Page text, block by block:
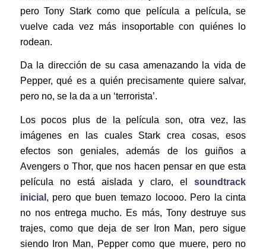
pero Tony Stark como que película a película, se
vuelve cada vez más insoportable con quiénes lo
rodean.
Da la dirección de su casa amenazando la vida de
Pepper, qué es a quién precisamente quiere salvar,
pero no, se la da a un ‘terrorista’.
Los pocos plus de la película son, otra vez, las
imágenes en las cuales Stark crea cosas, esos
efectos son geniales, además de los guiños a
Avengers o Thor, que nos hacen pensar en que esta
película no está aislada y claro, elsoundtrack
inicial , pero que buen temazo locooo. Pero la cinta
no nos entrega mucho. Es más, Tony destruye sus
trajes, como que deja de ser Iron Man, pero sigue
siendo Iron Man, Pepper como que muere, pero no